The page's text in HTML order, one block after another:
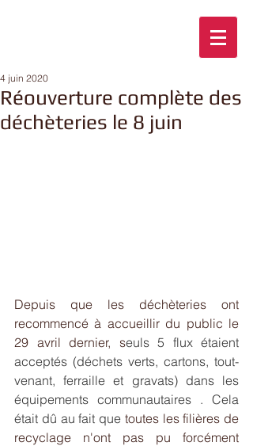
Réouverture complète des
déchèteries le 8 juin
4 juin 2020
Depuis que les déchèteries ont
recommencé à accueillir du public le
29 avril dernier, seuls 5 flux étaient
acceptés (déchets verts, cartons, tout-
venant, ferraille et gravats) dans les
équipements communautaires . Cela
était dû au fait que toutes les filières de
recyclage n'ont pas pu forcément